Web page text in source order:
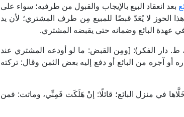
بعد انعقاد البيع بالإيجاب والقبول من طرفيه؛ سواء على
الحوز لا يُعَدّ قبضًا للمبيع مِن طرف المشتري؛ لأن يد
في عهدة البائع وضمانه حتى يقبضه المشتري.
قال العلَّامة ابن عابدين الحنفي في "رد المحتار" (4/ 561، ط. دار الفكر): [ومِن القبض: ما لو أودعه المشتري عند
أو آجره من البائع أو دفع إليه بعض الثمن وقال: تركته
وخَلَّاها في منزل البائع؛ قائلًا: إنْ هَلَكَت فَمِنِّي، وماتت: فمن